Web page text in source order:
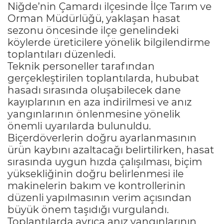
Niğde’nin Çamardı ilçesinde İlçe Tarım ve
Orman Müdürlüğü, yaklaşan hasat
sezonu öncesinde ilçe genelindeki
köylerde üreticilere yönelik bilgilendirme
toplantıları düzenledi.
Teknik personeller tarafından
gerçekleştirilen toplantılarda, hububat
hasadı sırasında oluşabilecek dane
kayıplarının en aza indirilmesi ve anız
yangınlarının önlenmesine yönelik
önemli uyarılarda bulunuldu.
Biçerdöverlerin doğru ayarlanmasının
ürün kaybını azaltacağı belirtilirken, hasat
sırasında uygun hızda çalışılması, biçim
yüksekliğinin doğru belirlenmesi ile
makinelerin bakım ve kontrollerinin
düzenli yapılmasının verim açısından
büyük önem taşıdığı vurgulandı.
Toplantılarda ayrıca anız yangınlarının